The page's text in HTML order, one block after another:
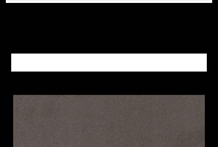
Altri prodotti METALLI